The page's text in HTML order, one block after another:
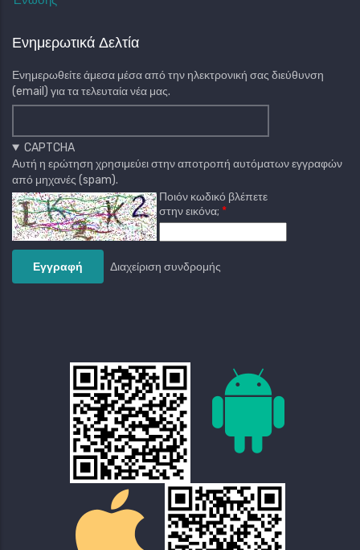
Ενημερωτικά Δελτία
Ενημερωθείτε άμεσα μέσα από την ηλεκτρονική σας διεύθυνση
(email) για τα τελευταία νέα μας.
CAPTCHA
Αυτή η ερώτηση χρησιμεύει στην αποτροπή αυτόματων εγγραφών
από μηχανές (spam).
Ποιόν κωδικό βλέπετε
στην εικόνα;
Διαχείριση συνδρομής